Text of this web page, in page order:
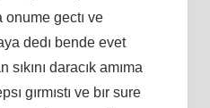
onume gectı ve
dedı bende evet
daracık amıma
gırmıstı ve bır sure